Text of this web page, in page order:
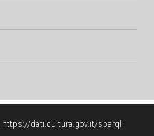
https://dati.cultura.gov.it/sparql